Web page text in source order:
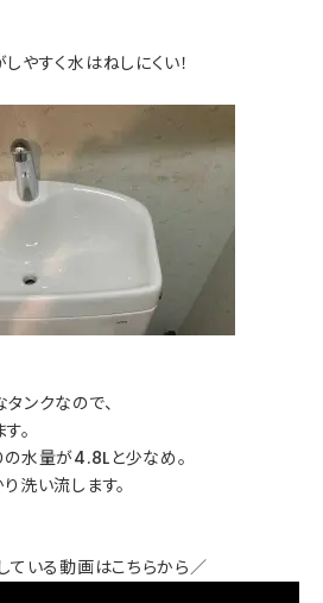
やすく水はねしにくい！
ンクなので、
。
の水量が4.8Lと少なめ。
洗い流します。
ている動画はこちらから／